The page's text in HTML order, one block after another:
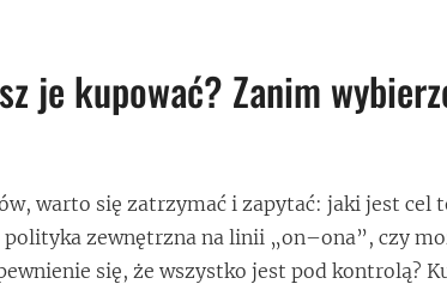
je kupować? Zanim
warto się zatrzymać i zapytać: jaki jest cel
zewnętrzna na linii „on–ona”, czy
się, że wszystko jest pod kontrolą?